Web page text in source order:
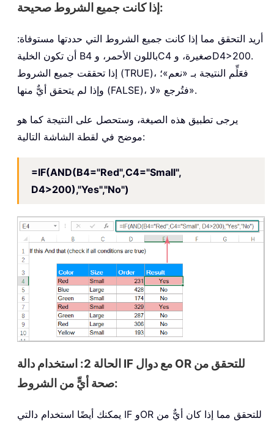
إذا كانت جميع الشروط صحيحة:
أريد التحقق مما إذا كانت جميع الشروط التي حددتها مستوفاة:
أن تكون الخلية B4 باللون الأحمر، وC4 صغيرة، وD4>200.
إذا تحققت جميع الشروط (TRUE)، فعَلِّم النتيجة بـ «نعم»؛
وإذا لم يتحقق أيٌّ منها (FALSE)، فتُرجع «لا».
يرجى تطبيق هذه الصيغة، وستحصل على النتيجة كما هو
موضح في لقطة الشاشة التالية:
=IF(AND(B4="Red",C4="Small",
D4>200),"Yes","No")
الحالة 2: استخدام دالة IF مع دوال OR للتحقق من
صحة أيٍّ من الشروط:
يمكنك أيضًا استخدام دالتي IF وOR للتحقق مما إذا كان أيٌّ من